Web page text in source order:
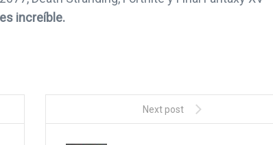
increíble.
Next post
Demanda